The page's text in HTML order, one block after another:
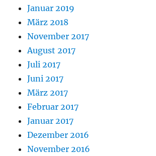
Januar 2019
März 2018
November 2017
August 2017
Juli 2017
Juni 2017
März 2017
Februar 2017
Januar 2017
Dezember 2016
November 2016